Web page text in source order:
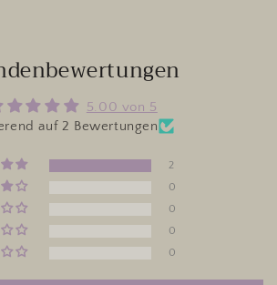
5.00 von 5
auf 2 Bewertungen
2
0
0
0
0